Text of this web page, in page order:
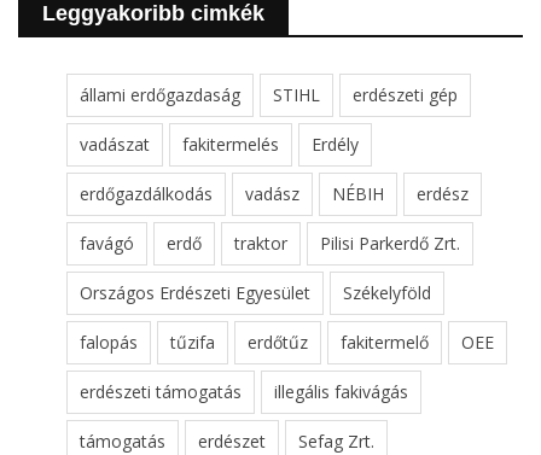
Leggyakoribb cimkék
állami erdőgazdaság STIHL erdészeti gép
vadászat fakitermelés Erdély
erdőgazdálkodás vadász NÉBIH erdész
favágó erdő traktor Pilisi Parkerdő Zrt.
Országos Erdészeti Egyesület Székelyföld
falopás tűzifa erdőtűz fakitermelő OEE
erdészeti támogatás illegális fakivágás
támogatás erdészet Sefag Zrt.